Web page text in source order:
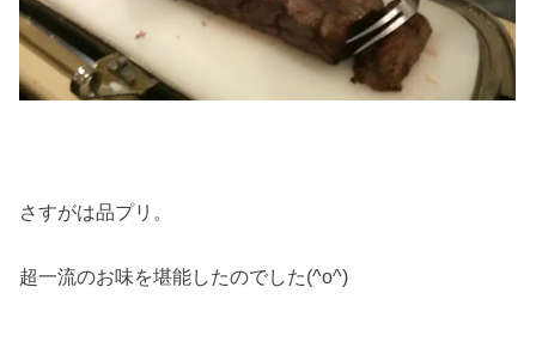
さすがは品プリ。
超一流のお味を堪能したのでした(^o^)